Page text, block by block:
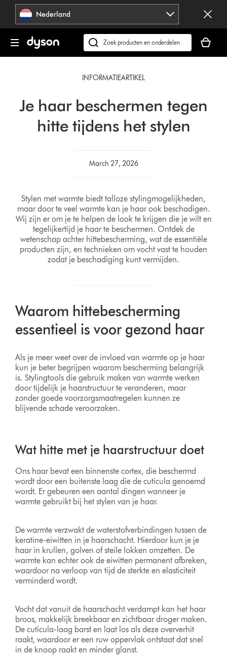
Navigatie
overslaan
Nederland
Zoek
op
is
INFORMATIEARTIKEL
Je haar beschermen tegen
hitte tijdens het stylen
March 27, 2026
Stylen met warmte biedt talloze stylingmogelijkheden,
maar door te veel warmte kan je haar ook beschadigen.
Wij zijn er om je te helpen de look te krijgen die je wilt en
tegelijkertijd je haar te beschermen. Ontdek de
wetenschap achter hittebescherming, wat de essentiële
producten zijn, en technieken om vocht vast te houden
zodat je beschadiging kunt vermijden.
Waarom hittebescherming
essentieel is voor gezond haar
Als je meer weet over de invloed van warmte op je haar
kun je beter begrijpen waarom bescherming belangrijk
is. Stylingtools die gebruik maken van warmte werken
door tijdelijk je haarstructuur te veranderen, maar
zonder goede voorzorgsmaatregelen kunnen ze
blijvende schade veroorzaken.
Wat hitte met je haarstructuur doet
Ons haar bevat een binnenste cortex, die beschermd
wordt door een buitenste laag die de cuticula genoemd
wordt. Er gebeuren een aantal dingen wanneer je
warmte gebruikt bij het stylen van je haar.
De warmte verzwakt de waterstofverbindingen tussen de
keratine-eiwitten in je haarschacht. Hierdoor kun je je
haar in krullen, golven of steile lokken omzetten. De
warmte kan echter ook de eiwitten permanent afbreken,
waardoor na verloop van tijd de sterkte en elasticiteit
verminderd wordt.
Vocht dat vanuit de haarschacht verdampt kan het haar
broos, makkelijk breekbaar en zichtbaar droger maken.
De cuticula-laag barst en laat los als deze oververhit
raakt, waardoor er een ruw oppervlak ontstaat dat snel
in de knoop raakt en minder glanst.